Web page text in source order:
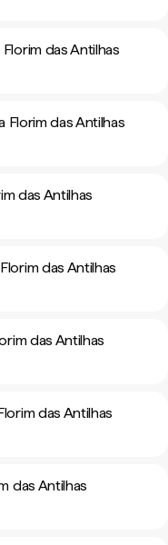
das Antilhas
Florim das Antilhas
das Antilhas
das Antilhas
das Antilhas
das Antilhas
das Antilhas